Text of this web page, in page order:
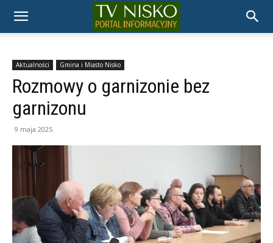
TELEWIZJA
NISKO
Aktualności Gmina i Miasto Nisko
Rozmowy o garnizonie bez
garnizonu
9 maja 2025